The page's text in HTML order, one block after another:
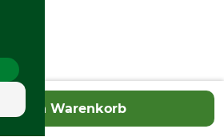
In den Warenkorb